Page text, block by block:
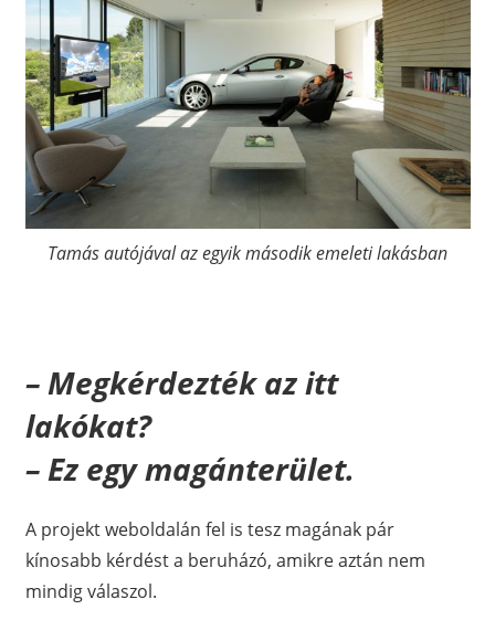
Tamás autójával az egyik második emeleti lakásban
– Megkérdezték az itt
lakókat?
– Ez egy magánterület.
A projekt weboldalán fel is tesz magának pár
kínosabb kérdést a beruházó, amikre aztán nem
mindig válaszol.